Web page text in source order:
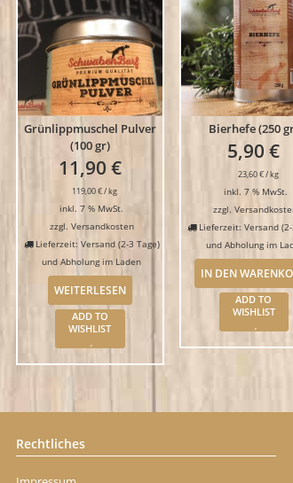
Grünlippmuschel Pulver
(100 gr)
11,90 €
119,00€/kg
inkl. 7 % MwSt.
zzgl. Versandkosten
Lieferzeit: Versand (2-3 Tage)
und Abholung im Laden
WEITERLESEN
ADD TO
WISHLIST
Bierhefe (250
5,90€
23,60€/kg
inkl. 7 % MwSt.
zzgl.
Lieferzeit: Versand (2-
und Abholung im
IN DEN
ADD TO
WISHLIST
Rechtliches